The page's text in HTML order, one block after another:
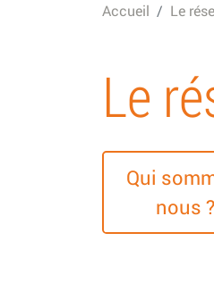
Accueil Le
Le
Qui
nous ?